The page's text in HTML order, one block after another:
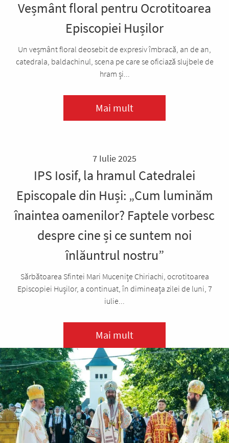
Veșmânt floral pentru Ocrotitoarea
Episcopiei Hușilor
Un veșmânt floral deosebit de expresiv îmbracă, an de an,
catedrala, baldachinul, scena pe care se oficiază slujbele de
hram și...
Mai mult
7 Iulie 2025
IPS Iosif, la hramul Catedralei
Episcopale din Huși: „Cum luminăm
înaintea oamenilor? Faptele vorbesc
despre cine și ce suntem noi
înlăuntrul nostru”
Sărbătoarea Sfintei Mari Mucenițe Chiriachi, ocrotitoarea
Episcopiei Hușilor, a continuat, în dimineața zilei de luni, 7
iulie...
Mai mult